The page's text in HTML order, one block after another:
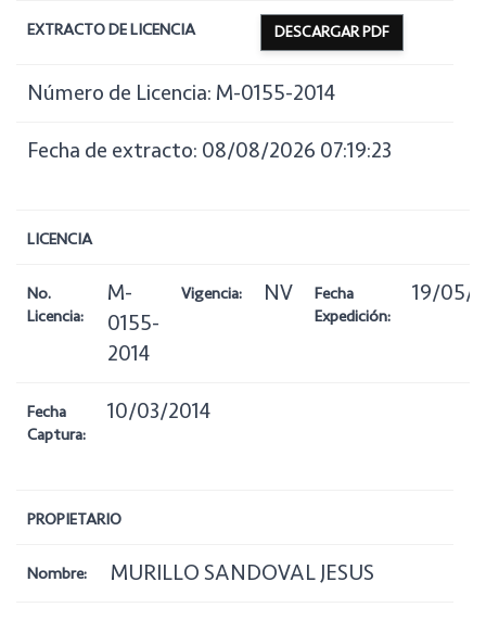
EXTRACTO DE LICENCIA DESCARGAR PDF
Número de Licencia: M-0155-2014
Fecha de extracto: 08/08/2026 07:19:23
LICENCIA
No.
Licencia:
M-
0155-
2014
Vigencia: NV
Fecha
Expedición:
19/05/
Fecha
Captura:
10/03/2014
PROPIETARIO
Nombre: MURILLO SANDOVAL JESUS